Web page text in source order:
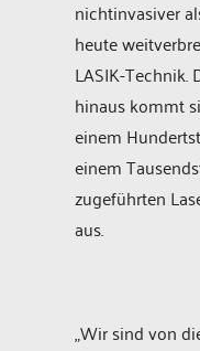
nichtinvasiver
heute
LASIK-Technik.
hinaus kommt
einem
einem
zugeführten
aus.
„Wir sind von